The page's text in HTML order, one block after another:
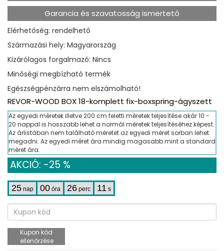
Garancia és szavatosság ismertető
Elérhetőség: rendelhető
Származási hely: Magyarország
Kizárólagos forgalmazó: Nincs
Minőségi megbízható termék
Egészségpénzárra nem elszámolható!
REVOR-WOOD BOX 18-komplett fix-boxspring-ágyszett
Az egyedi méretek illetve 200 cm feletti méretek teljesítése akár 10 -
20 nappal is hosszabb lehet a normál méretek teljesítéséhez képest.
Az árlistában nem található méretet az egyedi méret sorban lehet
megadni. Az egyedi méret ára mindig magasabb mint a standard
méret ára.
AKCIÓ: -25 %
25 nap 00 óra 26 perc 10 s
Kupon kód
ellenőrzése